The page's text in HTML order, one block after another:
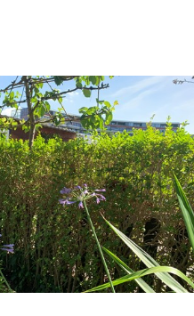
te kunnen lenen
datum kiezen
kiezen?